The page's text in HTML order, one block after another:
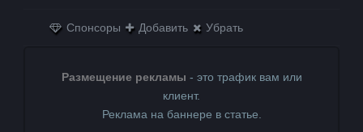
Спонсоры Добавить Убрать
Размещение рекламы - это трафик вам или
клиент.
Реклама на баннере в статье.